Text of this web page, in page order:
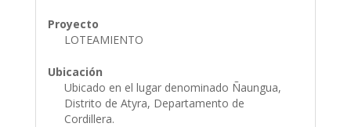
Proyecto
LOTEAMIENTO
Ubicación
Ubicado en el lugar denominado Ñaungua,
Distrito de Atyra, Departamento de
Cordillera.